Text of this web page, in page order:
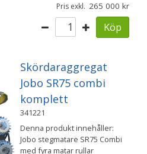
Pris exkl. 265 000
Köp
Skördaraggregat
Jobo SR75 combi
komplett
341221
Denna produkt innehåller:
Jobo stegmatare SR75 Combi
med fyra matar rullar